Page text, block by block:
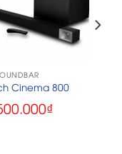
Cinema 800
₫